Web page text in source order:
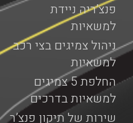
פנצ’ריה ניידת
למשאיות
ניהול צמיגים בצי רכב
למשאיות
החלפת 5 צמיגים
למשאיות בדרכים
שירות של תיקון פנצ’ר